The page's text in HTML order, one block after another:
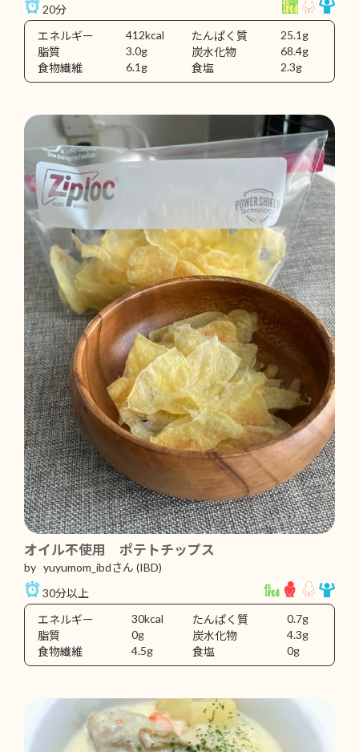
20分
エネルギー
412kcal たんぱく質
25.1g
脂質
3.0g 炭水化物
68.4g
食物繊維
6.1g 食塩 2.3g
オイル不使用 ポテトチップス
by yuyumom_ibdさん (IBD)
30分以上
エネルギー
30kcal たんぱく質
0.7g
脂質
0g 炭水化物
4.3g
食物繊維
4.5g 食塩 0g